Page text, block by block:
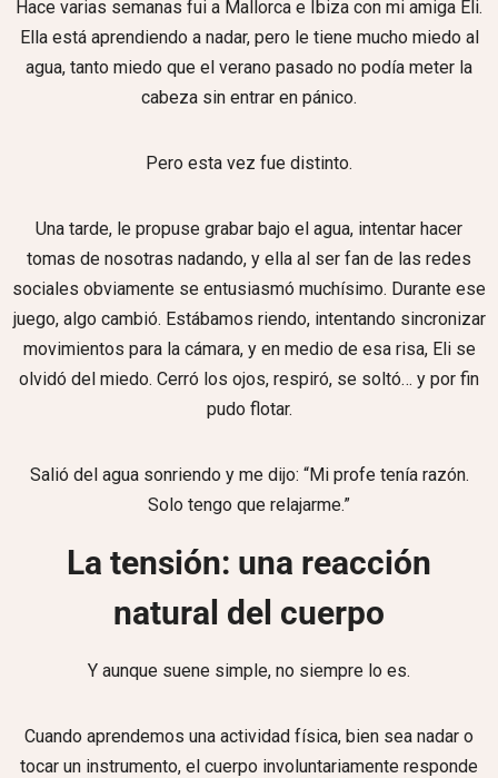
Hace varias semanas fui a Mallorca e Ibiza con mi amiga Eli.
Ella está aprendiendo a nadar, pero le tiene mucho miedo al
agua, tanto miedo que el verano pasado no podía meter la
cabeza sin entrar en pánico.
Pero esta vez fue distinto.
Una tarde, le propuse grabar bajo el agua, intentar hacer
tomas de nosotras nadando, y ella al ser fan de las redes
sociales obviamente se entusiasmó muchísimo. Durante ese
juego, algo cambió. Estábamos riendo, intentando sincronizar
movimientos para la cámara, y en medio de esa risa, Eli se
olvidó del miedo. Cerró los ojos, respiró, se soltó… y por fin
pudo flotar.
Salió del agua sonriendo y me dijo: “Mi profe tenía razón.
Solo tengo que relajarme.”
La tensión: una reacción
natural del cuerpo
Y aunque suene simple, no siempre lo es.
Cuando aprendemos una actividad física, bien sea nadar o
tocar un instrumento, el cuerpo involuntariamente responde